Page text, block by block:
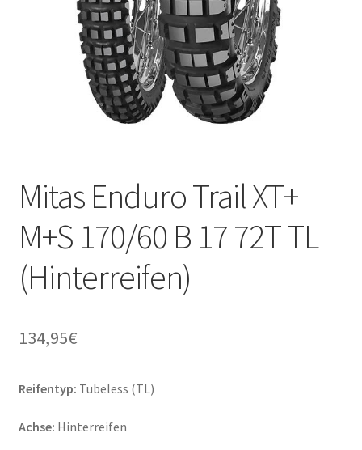
Mitas Enduro Trail XT+
M+S 170/60 B 17 72T TL
(Hinterreifen)
134,95€
Reifentyp: Tubeless (TL)
Achse: Hinterreifen